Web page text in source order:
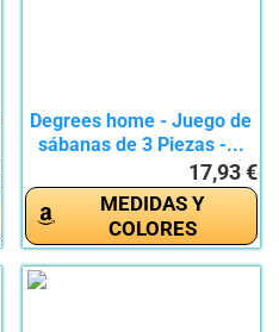
Degrees home - Juego de
sábanas de 3 Piezas -...
17,93 €
MEDIDAS Y
COLORES